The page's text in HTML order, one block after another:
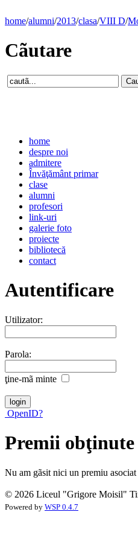
home/alumni/2013/clasa/VIII D/
Cãutare
home
despre noi
admitere
Învăţământ primar
clase
alumni
profesori
link-uri
galerie foto
proiecte
bibliotecă
contact
Autentificare
Utilizator:
Parola:
ţine-mã minte
OpenID?
Premii obţinute
Nu am gãsit nici un premiu asociat
© 2026 Liceul "Grigore Moisil"
Powered by WSP 0.4.7